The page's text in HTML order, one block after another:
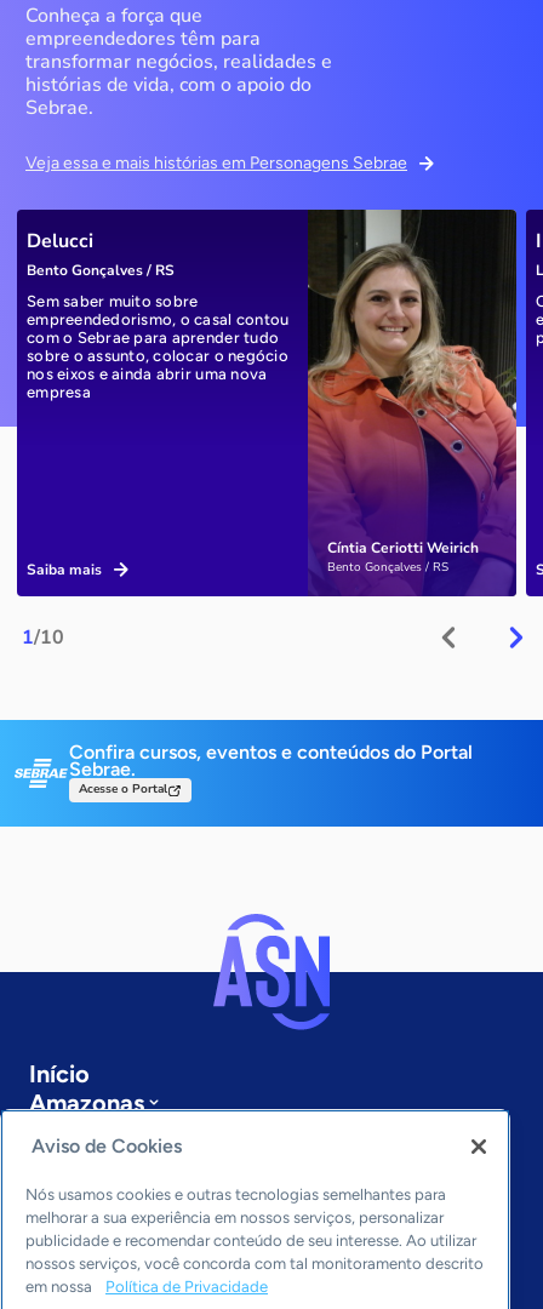
Conheça a força que
empreendedores têm para
transformar negócios, realidades e
histórias de vida, com o apoio do
Sebrae.
Veja essa e mais histórias em Personagens Sebrae
1/10
Cíntia Ceriotti Weirich
Bento Gonçalves / RS
Delucci
Bento Gonçalves / RS
Sem saber muito sobre
empreendedorismo, o casal contou
com o Sebrae para aprender tudo
sobre o assunto, colocar o negócio
nos eixos e ainda abrir uma nova
empresa
Saiba mais
Confira cursos, eventos e conteúdos do Portal
Sebrae.
Acesse o Portal
Início
Amazonas
Sobre a ASN
Últimas notícias
Entre em contato
Editorias
Economia & Política
Inovação & Tecnologia
Aviso de Cookies
Nós usamos cookies e outras tecnologias semelhantes para
melhorar a sua experiência em nossos serviços, personalizar
publicidade e recomendar conteúdo de seu interesse. Ao utilizar
nossos serviços, você concorda com tal monitoramento descrito
em nossa
Política de Privacidade